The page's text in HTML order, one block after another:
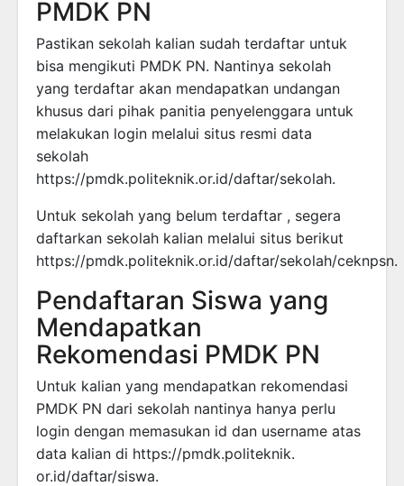
PMDK PN
Pastikan sekolah kalian sudah terdaftar untuk
bisa mengikuti PMDK PN. Nantinya sekolah
yang terdaftar akan mendapatkan undangan
khusus dari pihak panitia penyelenggara untuk
melakukan login melalui situs resmi data
sekolah
https://pmdk.politeknik.or.id/daftar/sekolah.
Untuk sekolah yang belum terdaftar , segera
daftarkan sekolah kalian melalui situs berikut
https://pmdk.politeknik.or.id/daftar/sekolah/ceknpsn.
Pendaftaran Siswa yang
Mendapatkan
Rekomendasi PMDK PN
Untuk kalian yang mendapatkan rekomendasi
PMDK PN dari sekolah nantinya hanya perlu
login dengan memasukan id dan username atas
data kalian di https://pmdk.politeknik.
or.id/daftar/siswa.